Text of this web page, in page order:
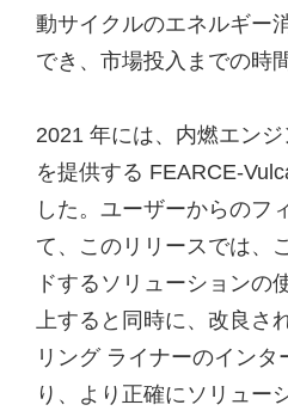
動サイクルのエネルギー
でき、市場投入までの時
2021 年には、内燃エン
を提供する FEARCE-
した。ユーザーからのフ
て、このリリースでは、
ドするソリューションの
上すると同時に、改良さ
リング ライナーのインタ
り、より正確にソリュー